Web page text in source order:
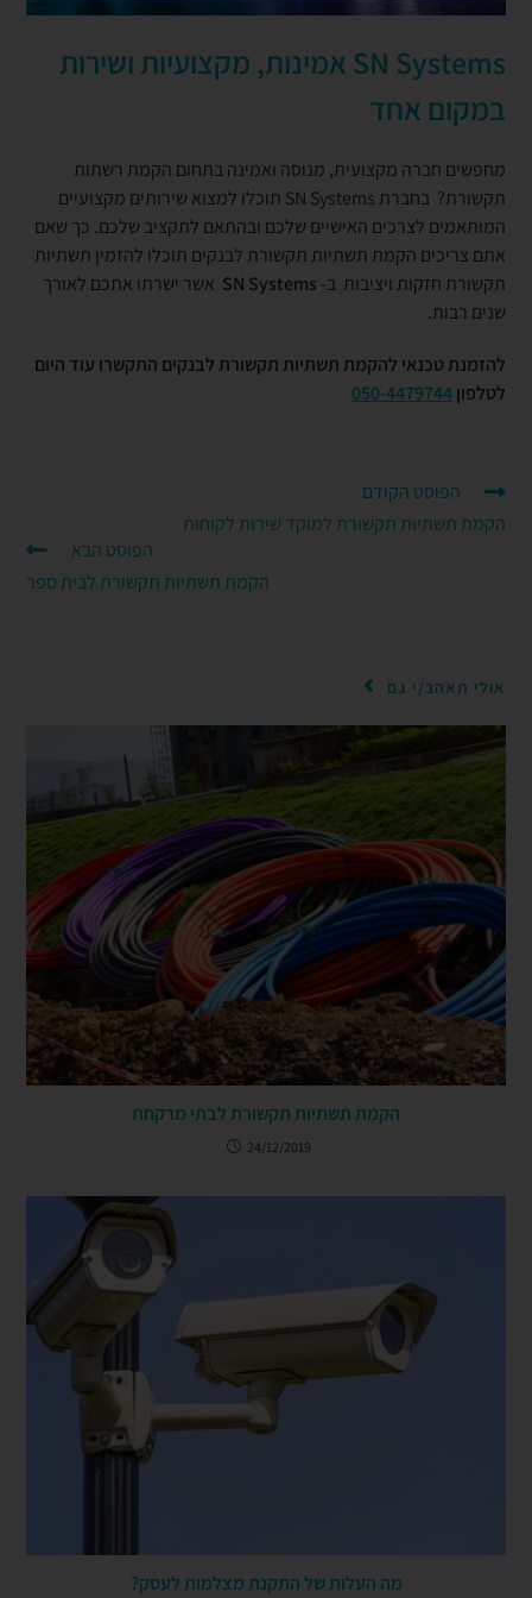
SN Systems אמינות, מקצועיות ושירות
במקום אחד
מחפשים חברה מקצועית, מנוסה ואמינה בתחום הקמת רשתות
תקשורת?
בחברת SN Systems תוכלו למצוא שירותים מקצועיים
המותאמים לצרכים האישיים שלכם ובהתאם לתקציב שלכם. כך שאם
אתם צריכים הקמת תשתיות תקשורת לבנקים תוכלו להזמין תשתיות
תקשורת חזקות ויציבות ב- SN Systems אשר ישרתו אתכם לאורך
שנים רבות.
להזמנת טכנאי להקמת תשתיות תקשורת לבנקים התקשרו עוד היום
לטלפון050-4479744
הפוסט הקודם
הקמת תשתיות תקשורת למוקד שירות לקוחות
הפוסט הבא
הקמת תשתיות תקשורת לבית ספר
אולי תאהב/י גם
הקמת תשתיות תקשורת לבתי מרקחת
24/12/2019
מה העלות של התקנת מצלמות לעסק?